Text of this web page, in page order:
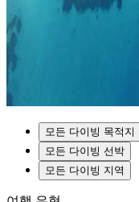
모든 다이빙 목적지
모든 다이빙 선박
모든 다이빙 지역